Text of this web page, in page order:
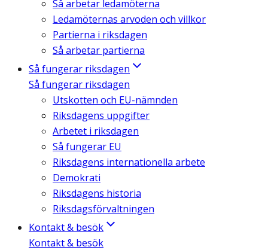
Så arbetar ledamöterna
Ledamöternas arvoden och villkor
Partierna i riksdagen
Så arbetar partierna
Så fungerar riksdagen
Så fungerar riksdagen
Utskotten och EU-nämnden
Riksdagens uppgifter
Arbetet i riksdagen
Så fungerar EU
Riksdagens internationella arbete
Demokrati
Riksdagens historia
Riksdagsförvaltningen
Kontakt & besök
Kontakt & besök